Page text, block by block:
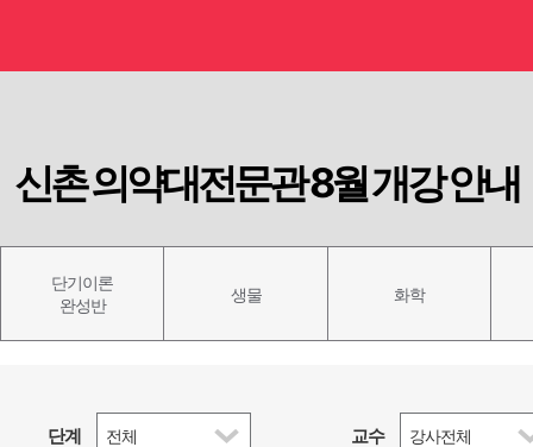
신촌 의약대전문관 8월 개강 안내
단기이론
완성반
생물 화학
단계 교수